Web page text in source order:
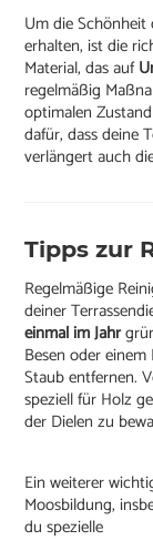
Um die Schönheit
erhalten, ist die
Material, das auf
regelmäßig
optimalen
dafür, dass deine
verlängert auch
Tipps zur
Regelmäßige
deiner
einmal im Jahr
Besen oder
Staub entfernen.
speziell für Holz
der Dielen zu
Ein weiterer
Moosbildung,
du spezielle